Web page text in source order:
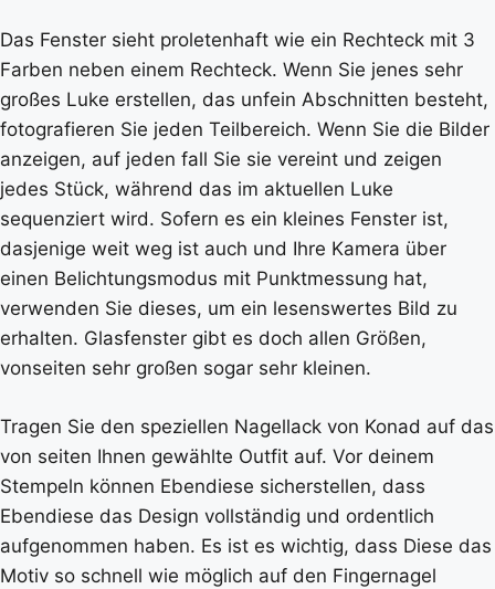
Das Fenster sieht proletenhaft wie ein Rechteck mit 3
Farben neben einem Rechteck. Wenn Sie jenes sehr
großes Luke erstellen, das unfein Abschnitten besteht,
fotografieren Sie jeden Teilbereich. Wenn Sie die Bilder
anzeigen, auf jeden fall Sie sie vereint und zeigen
jedes Stück, während das im aktuellen Luke
sequenziert wird. Sofern es ein kleines Fenster ist,
dasjenige weit weg ist auch und Ihre Kamera über
einen Belichtungsmodus mit Punktmessung hat,
verwenden Sie dieses, um ein lesenswertes Bild zu
erhalten. Glasfenster gibt es doch allen Größen,
vonseiten sehr großen sogar sehr kleinen.
Tragen Sie den speziellen Nagellack von Konad auf das
von seiten Ihnen gewählte Outfit auf. Vor deinem
Stempeln können Ebendiese sicherstellen, dass
Ebendiese das Design vollständig und ordentlich
aufgenommen haben. Es ist es wichtig, dass Diese das
Motiv so schnell wie möglich auf den Fingernagel